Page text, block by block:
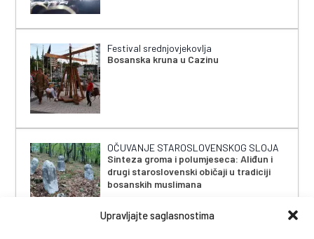
Upravljajte saglasnostima
Festival srednjovjekovlja
Bosanska kruna u Cazinu
OČUVANJE STAROSLOVENSKOG SLOJA
Sinteza groma i polumjeseca: Aliđun i
drugi staroslovenski običaji u tradiciji
bosanskih muslimana